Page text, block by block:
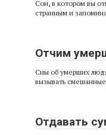
Сон, в котором вы
странным и
Отчим
Сны об умерших
вызывать
Отдавать